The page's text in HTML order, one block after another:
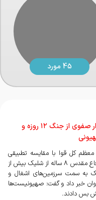
45 مورد
ناگفته‌های سردار صفوی از جنگ ۱۲ روزه و
معظم کل قوا با مقایسه تطبیقی
جنگ ۱۲ روزه با دفاع مقدس ۸ ساله از شلیک بیش از
به سمت سرزمین‌های اشغال و
خبر داد و گفت: صهیونیست‌ها
بس دادند.